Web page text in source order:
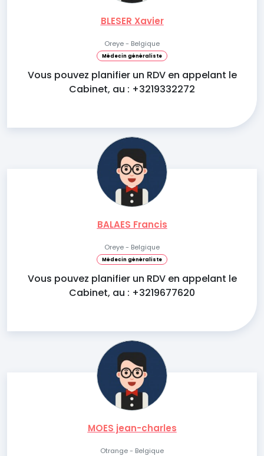
BLESER Xavier
Oreye - Belgique
Médecin généraliste
Vous pouvez planifier un RDV en appelant le
Cabinet, au : +3219332272
BALAES Francis
Oreye - Belgique
Médecin généraliste
Vous pouvez planifier un RDV en appelant le
Cabinet, au : +3219677620
MOES jean-charles
Otrange - Belgique